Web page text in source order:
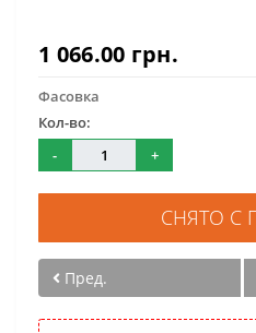
1 066.00 грн.
Фасовка
Кол-во:
-
+
СНЯТО С
Пред.